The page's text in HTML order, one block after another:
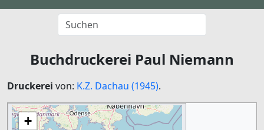
Buchdruckerei Paul Niemann
Druckerei von: K.Z. Dachau (1945).
+